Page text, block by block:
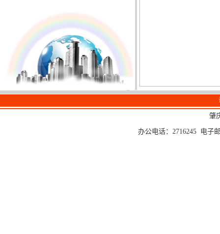
肇
办公电话：2716245 电子